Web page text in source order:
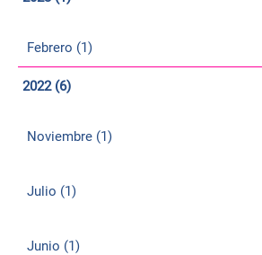
Febrero (1)
2022 (6)
Noviembre (1)
Julio (1)
Junio (1)